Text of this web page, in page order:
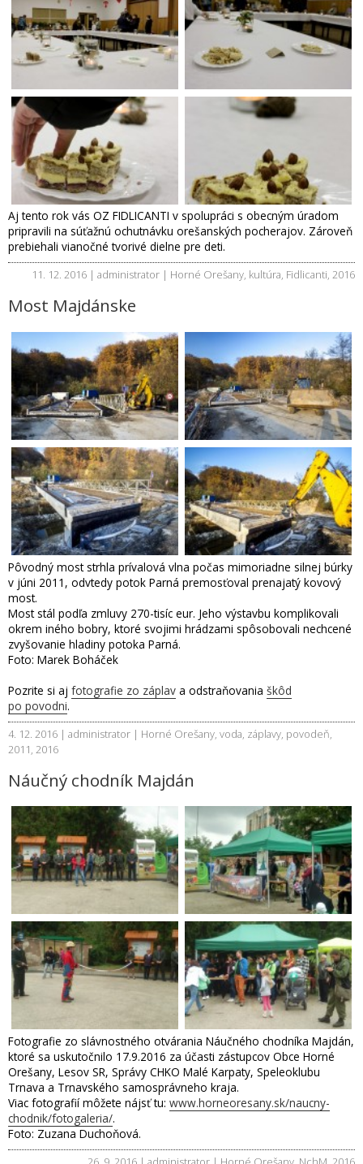
Aj tento rok vás OZ FIDLICANTI v spolupráci s obecným úradom
pripravili na súťažnú ochutnávku orešanských pocherajov. Zároveň
prebiehali vianočné tvorivé dielne pre deti.
11. 12. 2016 | administrator | Horné Orešany, kultúra, Fidlicanti, 2016
Most Majdánske
Pôvodný most strhla prívalová vlna počas mimoriadne silnej búrky
v júni 2011, odvtedy potok Parná premosťoval prenajatý kovový
most.
Most stál podľa zmluvy 270-tisíc eur. Jeho výstavbu komplikovali
okrem iného bobry, ktoré svojimi hrádzami spôsobovali nechcené
zvyšovanie hladiny potoka Parná.
Foto: Marek Boháček
Pozrite si aj fotografie zo záplav a odstraňovania škôd
po povodni.
4. 12. 2016 | administrator | Horné Orešany voda záplavy povodeň
2011 2016
Náučný chodník Majdán
Fotografie zo slávnostného otvárania Náučného chodníka Majdán,
ktoré sa uskutočnilo 17.9.2016 za účasti zástupcov Obce Horné
Orešany, Lesov SR, Správy CHKO Malé Karpaty, Speleoklubu
Trnava a Trnavského samosprávneho kraja.
Viac fotografií môžete nájsť tu: www.horneoresany.sk/naucny-
chodnik/fotogaleria/.
Foto: Zuzana Duchoňová.